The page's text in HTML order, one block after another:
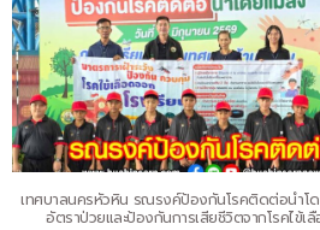
เทศบาลนครหัวหิน รณรงค์ป้องกันโรคติดต่อนำโ
อัตราป่วยและป้องกันการเสียชีวิตจากโรคไข้เ